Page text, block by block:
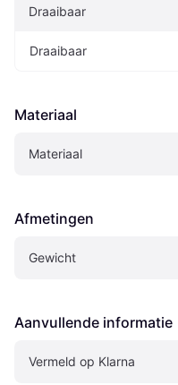
Draaibaar
Draaibaar
Materiaal
Materiaal
Afmetingen
Gewicht
Aanvullende informatie
Vermeld op Klarna